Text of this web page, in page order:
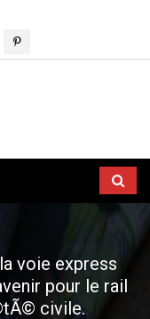
voie express
pour le rail
civile.